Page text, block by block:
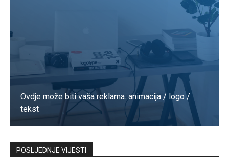
Ovdje može biti vaša reklama. animacija / logo /
tekst
Kontaktirajte nas
POSLJEDNJE VIJESTI